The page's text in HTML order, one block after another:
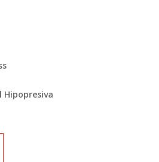
Hipopresiva